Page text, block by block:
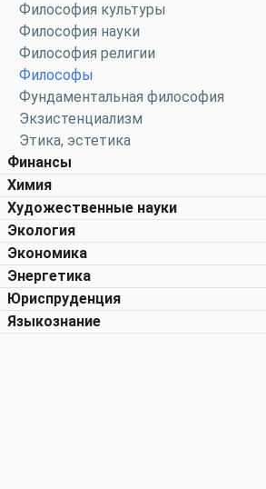
Философия культуры
Философия науки
Философия религии
Философы
Фундаментальная философия
Экзистенциализм
Этика, эстетика
Финансы
Химия
Художественные науки
Экология
Экономика
Энергетика
Юриспруденция
Языкознание